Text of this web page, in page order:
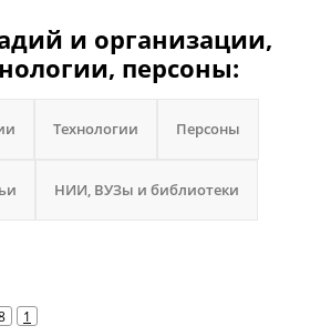
и организации,
персоны:
Технологии Персоны
НИИ, ВУЗы и библиотеки
1